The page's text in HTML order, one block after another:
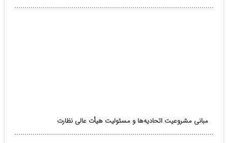
مبانی مشروعیت اتحادیه‌ها و مسئولیت هیأت عالی نظارت